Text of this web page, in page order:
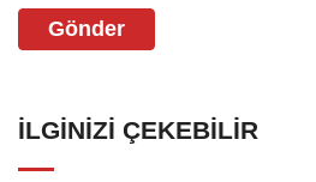
Gönder
İLGINIZI ÇEKEBILIR